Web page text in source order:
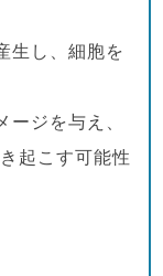
生し、細胞を
ージを与え、
起こす可能性